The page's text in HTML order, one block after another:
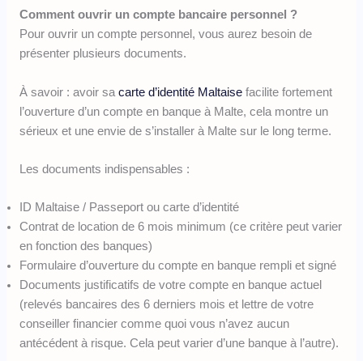
Comment ouvrir un compte bancaire personnel ?
Pour ouvrir un compte personnel, vous aurez besoin de
présenter plusieurs documents.
À savoir : avoir sa carte d’identité Maltaisefacilite fortement
l’ouverture d’un compte en banque à Malte, cela montre un
sérieux et une envie de s’installer à Malte sur le long terme.
Les documents indispensables :
ID Maltaise / Passeport ou carte d’identité
Contrat de location de 6 mois minimum (ce critère peut varier
en fonction des banques)
Formulaire d’ouverture du compte en banque rempli et signé
Documents justificatifs de votre compte en banque actuel
(relevés bancaires des 6 derniers mois et lettre de votre
conseiller financier comme quoi vous n’avez aucun
antécédent à risque. Cela peut varier d’une banque à l’autre).